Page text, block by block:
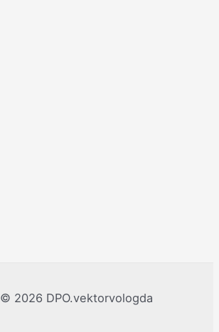
© 2026 DPO.vektorvologda